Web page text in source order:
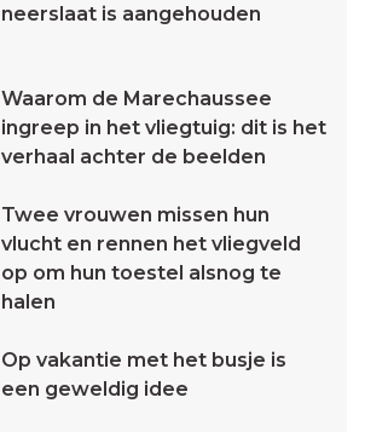
neerslaat is aangehouden
Waarom de Marechaussee
ingreep in het vliegtuig: dit is het
verhaal achter de beelden
Twee vrouwen missen hun
vlucht en rennen het vliegveld
op om hun toestel alsnog te
halen
Op vakantie met het busje is
een geweldig idee